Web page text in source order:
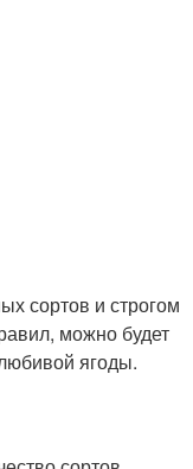
сортов и строгом
можно будет
ягоды.